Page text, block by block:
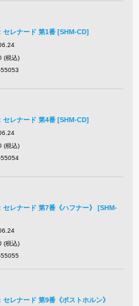
セレナード 第1番 [SHM-CD]
(税込)
55053
セレナード 第4番 [SHM-CD]
(税込)
55054
セレナード 第7番《ハフナー》 [SHM-
(税込)
55055
セレナード 第9番《ポストホルン》